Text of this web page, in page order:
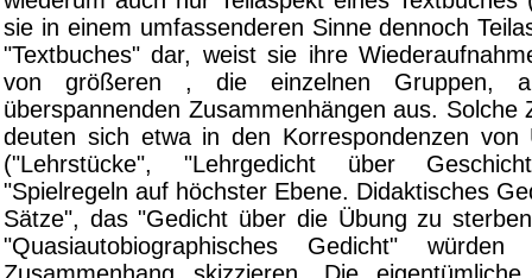
sie in einem umfassenderen Sinne dennoch
"Textbuches" dar, weist sie ihre
von größeren , die einzelnen Gruppen,
überspannenden Zusammenhängen aus. Solche
deuten sich etwa in den Korrespondenzen von
("Lehrstücke", "Lehrgedicht über
"Spielregeln auf höchster Ebene. Didaktisches
Sätze", das "Gedicht über die Übung zu
"Quasiautobiographisches Gedicht"